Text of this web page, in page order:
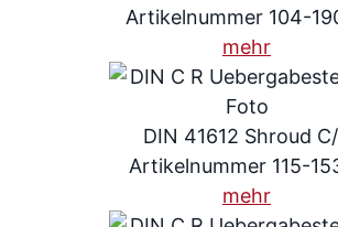
Artikelnummer 104-
mehr
DIN 41612 Shroud
Artikelnummer 115-
mehr